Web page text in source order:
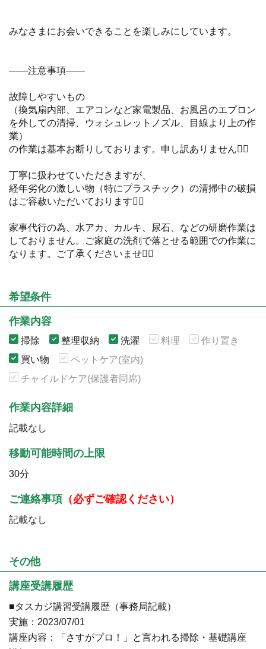
みなさまにお会いできることを楽しみにしています。
——注意事項——
故障しやすいもの
（換気扇内部、エアコンなど家電製品、お風呂のエプロン
を外しての清掃、ウォシュレットノズル、目線より上の作
業）
の作業は基本お断りしております。申し訳ありません🙇‍♀️
丁寧に扱わせていただきますが、
経年劣化の激しい物（特にプラスチック）の清掃中の破損
はご容赦いただいております🙇‍♀️
家事代行の為、水アカ、カルキ、尿石、などの研磨作業は
しておりません。ご家庭の洗剤で落とせる範囲での作業に
なります。ご了承くださいませ🙇‍♀️
希望条件
作業内容
掃除 整理収納 洗濯 料理
作り置き
買い物
ペットケア(室内)
チャイルドケア(保護者同席)
作業内容詳細
記載なし
移動可能時間の上限
30分
ご連絡事項 （必ずご確認ください）
記載なし
その他
講座受講履歴
■タスカジ講習受講履歴（事務局記載）
実施：2023/07/01
講座内容：「さすがプロ！」と言われる掃除・基礎講座